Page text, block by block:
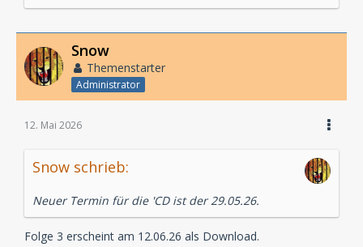
Snow
Themenstarter
Administrator
12. Mai 2026
Snow schrieb:
Neuer Termin für die 'CD ist der 29.05.26.
Folge 3 erscheint am 12.06.26 als Download.